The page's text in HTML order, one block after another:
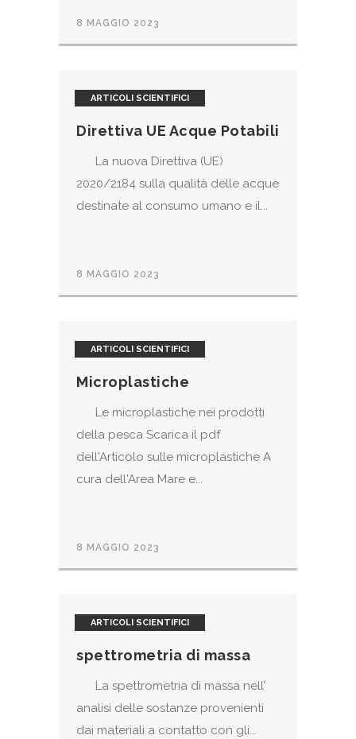
8 MAGGIO 2023
ARTICOLI SCIENTIFICI
Direttiva UE Acque Potabili
La nuova Direttiva (UE)
2020/2184 sulla qualità delle acque
destinate al consumo umano e il...
8 MAGGIO 2023
ARTICOLI SCIENTIFICI
Microplastiche
Le microplastiche nei prodotti
della pesca Scarica il pdf
dell'Articolo sulle microplastiche A
cura dell'Area Mare e...
8 MAGGIO 2023
ARTICOLI SCIENTIFICI
spettrometria di massa
La spettrometria di massa nell’
analisi delle sostanze provenienti
dai materiali a contatto con gli...